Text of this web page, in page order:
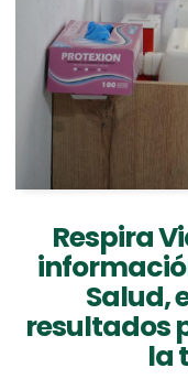
Respira
Salud,
resultados
la